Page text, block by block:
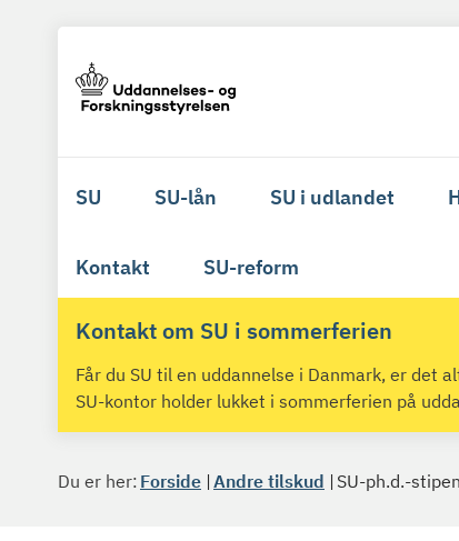
SU SU-lån SU i udlandet
Kontakt SU-reform
Kontakt om SU i sommerferien
Får du SU til en uddannelse i Danmark, er det
SU-kontor holder lukket i sommerferien på
Du er her: Forside Andre tilskud SU-ph.d.-